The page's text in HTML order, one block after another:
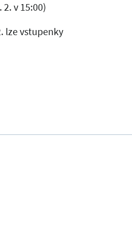
v 15:00)
lze vstupenky